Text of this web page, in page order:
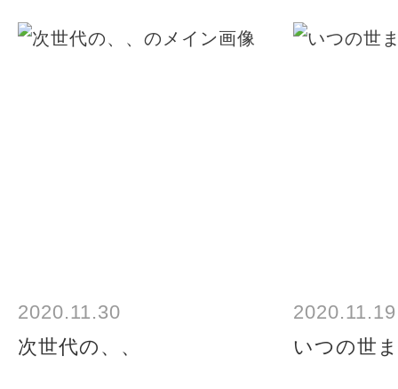
2020.11.30
次世代の、、
2020.11.19
いつの世